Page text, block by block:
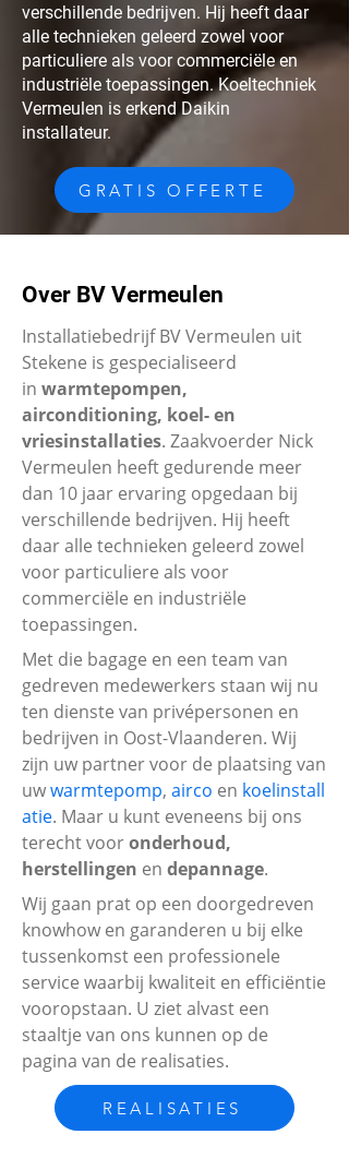
verschillende bedrijven. Hij heeft daar
alle technieken geleerd zowel voor
particuliere als voor commerciële en
industriële toepassingen. Koeltechniek
Vermeulen is erkend Daikin
installateur.
GRATIS OFFERTE
Over BV Vermeulen
Installatiebedrijf BV Vermeulen uit
Stekene is gespecialiseerd
in warmtepompen,
airconditioning, koel- en
vriesinstallaties. Zaakvoerder Nick
Vermeulen heeft gedurende meer
dan 10 jaar ervaring opgedaan bij
verschillende bedrijven. Hij heeft
daar alle technieken geleerd zowel
voor particuliere als voor
commerciële en industriële
toepassingen.
Met die bagage en een team van
gedreven medewerkers staan wij nu
ten dienste van privépersonen en
bedrijven in Oost-Vlaanderen. Wij
zijn uw partner voor de plaatsing van
uwwarmtepomp, airco en koelinstall
atie. Maar u kunt eveneens bij ons
terecht vooronderhoud,
herstellingen en depannage.
Wij gaan prat op een doorgedreven
knowhow en garanderen u bij elke
tussenkomst een professionele
service waarbij kwaliteit en efficiëntie
vooropstaan. U ziet alvast een
staaltje van ons kunnen op de
pagina van de realisaties.
REALISATIES